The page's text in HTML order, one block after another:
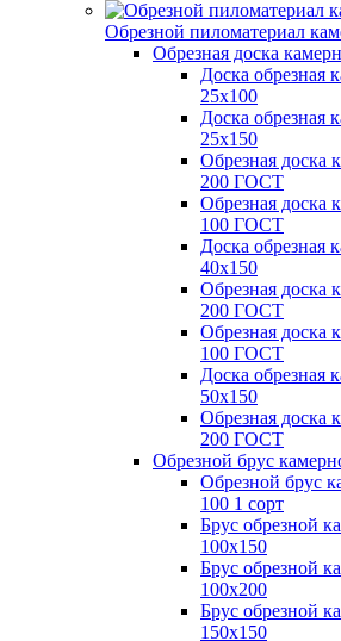
Обрезной пиломатериал
Обрезная доска
Доска обрезная
25х100
Доска обрезная
25х150
Обрезная доска
200 ГОСТ
Обрезная доска
100 ГОСТ
Доска обрезная
40х150
Обрезная доска
200 ГОСТ
Обрезная доска
100 ГОСТ
Доска обрезная
50х150
Обрезная доска
200 ГОСТ
Обрезной брус
Обрезной брус
100 1 сорт
Брус обрезной
100х150
Брус обрезной
100х200
Брус обрезной
150х150